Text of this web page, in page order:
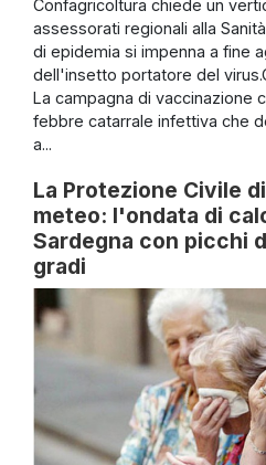
Confagricoltura chiede un
assessorati regionali alla
di epidemia si impenna a fine
dell'insetto portatore del
La campagna di vaccinazione
febbre catarrale infettiva che
a...
La Protezione Civile
meteo: l'ondata di
Sardegna con picchi
gradi